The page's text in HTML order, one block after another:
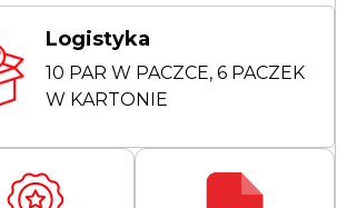
Logistyka
10 PAR W PACZCE, 6 PACZEK
W KARTONIE